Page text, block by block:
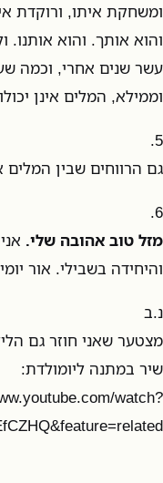
ומשחקת איתו, ורוקדת
והוא אותך. והוא
עשר שנים אחרי, וכמה
וממילא, המלים אינן
5.
גם הרווחים שבין המלים
6.
מזל טוב אהובה שלי.
והיחידה בשבילי. אור
נ.ב
מצטער שאני חוזר גם
שיר במתנה ליומולדת:
watch?